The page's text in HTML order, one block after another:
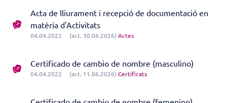
Acta de lliurament i recepció de documentació en
matèria d'Activitats
04.04.2022 (act. 30.06.2026) Actes
Certificado de cambio de nombre (masculino)
04.04.2022 (act. 11.06.2026) Certificats